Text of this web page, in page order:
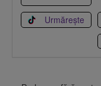
Urmărește